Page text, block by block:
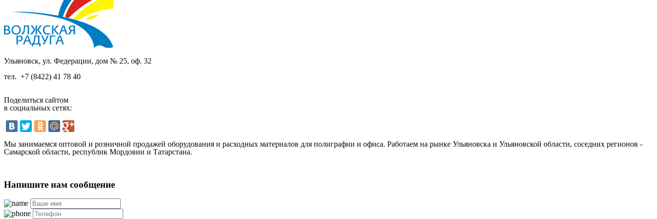
Ульяновск, ул. Федерации, дом № 25, оф. 32
тел. +7 (8422) 41 78 40
Поделиться сайтом
в социальных сетях:
Мы занимаемся оптовой и розничной продажей оборудования и расходных материалов для полиграфии и офиса. Работаем на рынке Ульяновска и Ульяновской области, соседних регионов -
Самарской области, республик Мордовии и Татарстана.
Напишите нам сообщение